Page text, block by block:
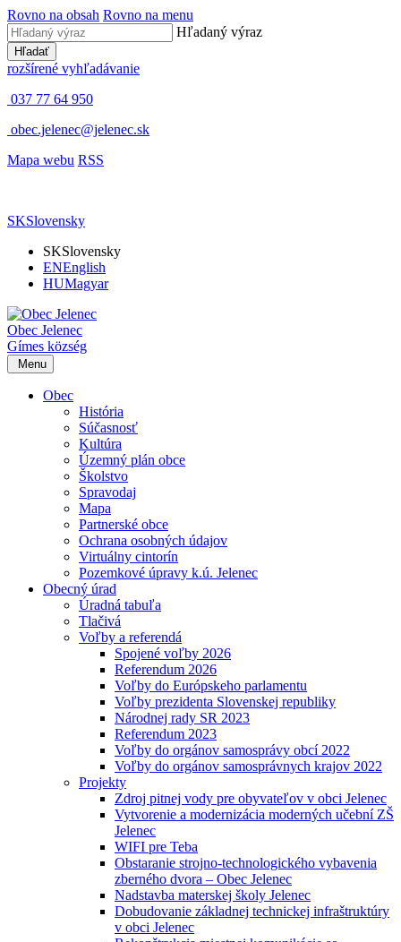
Rovno na obsah Rovno na menu
Hľadaný výraz
Hľadať
rozšírené vyhľadávanie
037 77 64 950
obec.jelenec@jelenec.sk
Mapa webu RSS
SKSlovensky
SKSlovensky
ENEnglish
HUMagyar
Obec Jelenec
Gímes község
Menu
Obec
História
Súčasnosť
Kultúra
Územný plán obce
Školstvo
Spravodaj
Mapa
Partnerské obce
Ochrana osobných údajov
Virtuálny cintorín
Pozemkové úpravy k.ú. Jelenec
Obecný úrad
Úradná tabuľa
Tlačivá
Voľby a referendá
Spojené voľby 2026
Referendum 2026
Voľby do Európskeho parlamentu
Voľby prezidenta Slovenskej republiky
Národnej rady SR 2023
Referendum 2023
Voľby do orgánov samosprávy obcí 2022
Voľby do orgánov samosprávnych krajov 2022
Projekty
Zdroj pitnej vody pre obyvateľov v obci Jelenec
Vytvorenie a modernizácia moderných učební ZŠ
Jelenec
WIFI pre Teba
Obstaranie strojno-technologického vybavenia
zberného dvora – Obec Jelenec
Nadstavba materskej školy Jelenec
Dobudovanie základnej technickej infraštruktúry
v obci Jelenec